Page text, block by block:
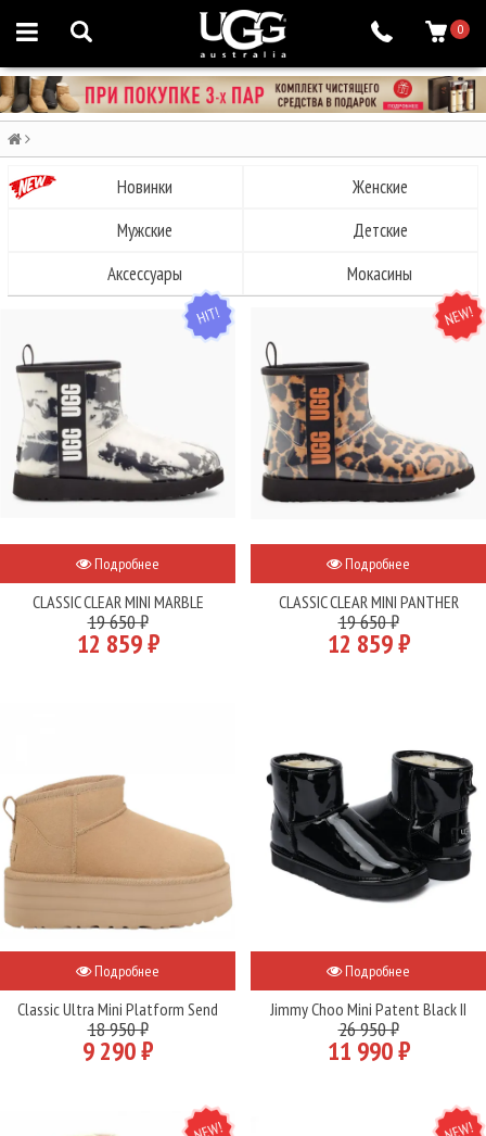
0
Новинки
Женские
Мужские
Детские
Аксессуары
Мокасины
HIT
Подробнее
CLASSIC CLEAR MINI MARBLE
19 650 ₽
12 859 ₽
NEW
Подробнее
CLASSIC CLEAR MINI PANTHER
19 650 ₽
12 859 ₽
Подробнее
Classic Ultra Mini Platform Send
18 950 ₽
9 290 ₽
Подробнее
Jimmy Choo Mini Patent Black II
26 950 ₽
11 990 ₽
NEW NEW